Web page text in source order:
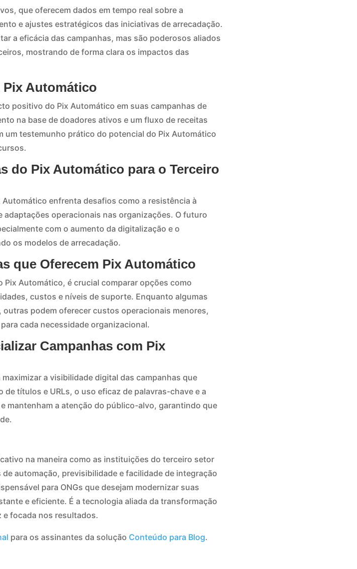
que oferecem dados em tempo real sobre a
e ajustes estratégicos das iniciativas de arrecadação.
a eficácia das campanhas, mas são poderosos aliados
mostrando de forma clara os impactos das
Pix Automático
positivo do Pix Automático em suas campanhas de
na base de doadores ativos e um fluxo de receitas
um testemunho prático do potencial do Pix Automático
do Pix Automático para o Terceiro
enfrenta desafios como a resistência à
adaptações operacionais nas organizações. O futuro
com o aumento da digitalização e o
os modelos de arrecadação.
que Oferecem Pix Automático
Automático, é crucial comparar opções como
custos e níveis de suporte. Enquanto algumas
podem oferecer custos operacionais menores,
cada necessidade organizacional.
Campanhas com Pix
a visibilidade digital das campanhas que
títulos e URLs, o uso eficaz de palavras-chave e a
mantenham a atenção do público-alvo, garantindo que
na maneira como as instituições do terceiro setor
automação, previsibilidade e facilidade de integração
para ONGs que desejam modernizar suas
e eficiente. É a tecnologia aliada da transformação
e focada nos resultados.
para os assinantes da solução Conteúdo para Blog.